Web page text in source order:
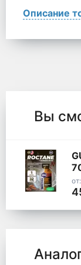
Описание
Вы
от: